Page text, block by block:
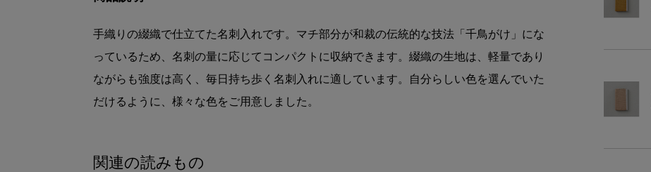
手織りの綴織で仕立てた名刺入れです。マチ部分が和裁の伝統的な技法「千鳥がけ」にな
っているため、名刺の量に応じてコンパクトに収納できます。綴織の生地は、軽量であり
ながらも強度は高く、毎日持ち歩く名刺入れに適しています。自分らしい色を選んでいた
だけるように、様々な色をご用意しました。
関連の読みもの